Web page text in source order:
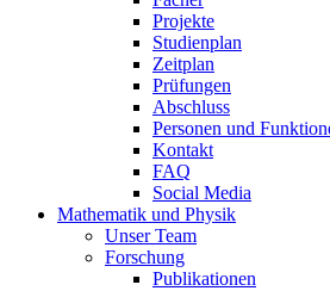
Projekte
Studienplan
Zeitplan
Prüfungen
Abschluss
Personen und
Kontakt
FAQ
Social Media
Mathematik und Physik
Unser Team
Forschung
Publikationen